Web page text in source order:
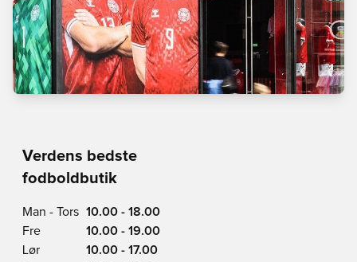
Verdens bedste
fodboldbutik
Man - Tors 10.00 - 18.00
Fre
10.00 - 19.00
Lør
10.00 - 17.00